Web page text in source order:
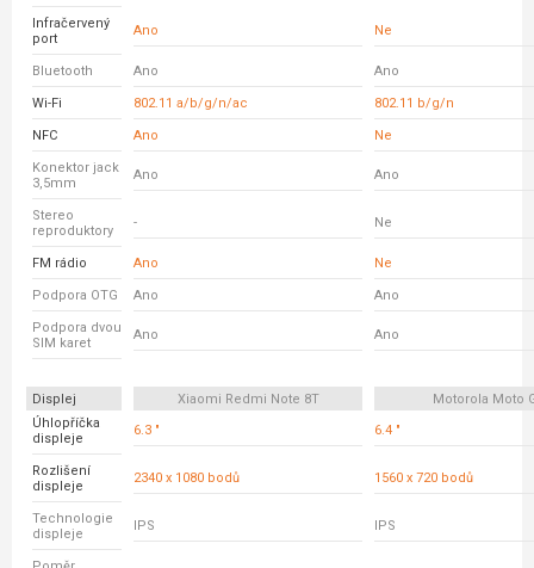
Infračervený
port
Ano Ne
Bluetooth Ano Ano
Wi-Fi 802.11 a/b/g/n/ac 802.11 b/g/n
NFC Ano Ne
Konektor jack
3,5mm
Ano Ano
Stereo
reproduktory
- Ne
FM rádio Ano Ne
Podpora OTG Ano Ano
Podpora dvou
SIM karet
Ano Ano
Displej Xiaomi Redmi Note 8T
Motorola Moto
Úhlopříčka
displeje
6.3 " 6.4 "
Rozlišení
displeje
2340 x 1080 bodů 1560 x 720 bodů
Technologie
displeje
IPS IPS